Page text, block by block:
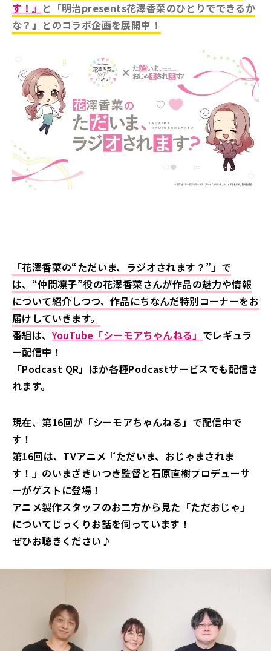
す！』 と「明治presents花澤香菜のひとりでできるか
な？」とのコラボ企画を展開中！
「花澤香菜の“ただいま、ラジオされます？”」で
は、“仲間凛子”役の花澤香菜さんが作品の魅力や情報
について紹介しつつ、作品にちなんだ特別コーナーをお
届けしていきます。
番組は、YouTube「シーモアちゃんねる」 でレギュラ
ー配信中！
「Podcast QR」ほか各種Podcastサービスでも配信さ
れます。
現在、第16回が「シーモアちゃんねる」で配信中で
す！
第16回は、TVアニメ『ただいま、おじゃまされま
す！』のいまざきいつき監督と石原直樹プロデューサ
ーがゲストに登場！
アニメ製作スタッフのお二方から見た「ただおじゃ」
についてじっくりお話を伺っています！
ぜひお聴きください♪